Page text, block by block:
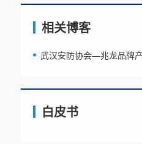
相关博客
武汉安防协会—兆龙品牌
白皮书